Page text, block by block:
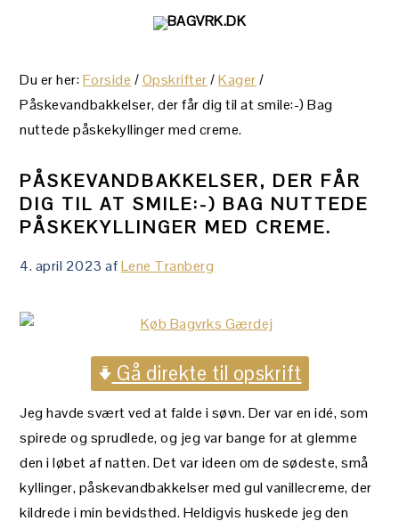
primær
navigation
primær
sidebar
Du er her:Forside /Opskrifter / Kager /
Påskevandbakkelser, der får dig til at smile:-) Bag
nuttede påskekyllinger med creme.
PÅSKEVANDBAKKELSER, DER FÅR
DIG TIL AT SMILE:-) BAG NUTTEDE
PÅSKEKYLLINGER MED CREME.
4. april 2023 afLene Tranberg
Gå direkte til opskrift
Jeg havde svært ved at falde i søvn. Der var en idé, som
spirede og sprudlede, og jeg var bange for at glemme
den i løbet af natten. Det var ideen om de sødeste, små
kyllinger, påskevandbakkelser med gul vanillecreme, der
kildrede i min bevidsthed. Heldigvis huskede jeg den